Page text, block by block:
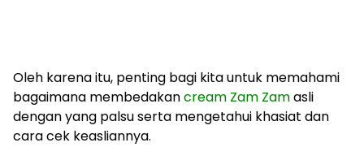
Oleh karena itu, penting bagi kita untuk memahami
bagaimana membedakancream Zam Zamasli
dengan yang palsu serta mengetahui khasiat dan
cara cek keasliannya.